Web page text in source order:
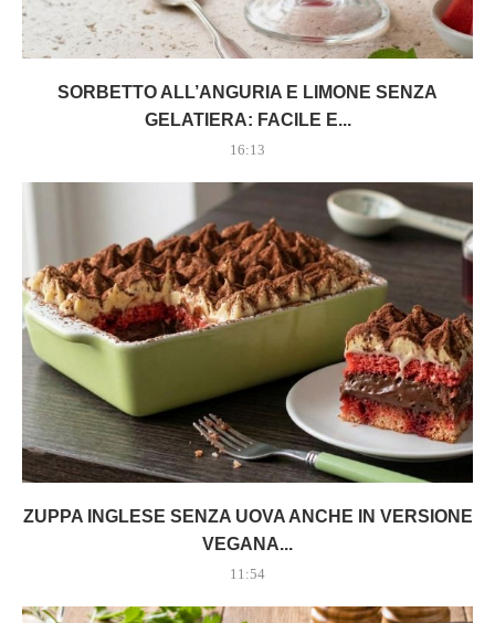
SORBETTO ALL’ANGURIA E LIMONE SENZA
GELATIERA: FACILE E...
16:13
ZUPPA INGLESE SENZA UOVA ANCHE IN VERSIONE
VEGANA...
11:54